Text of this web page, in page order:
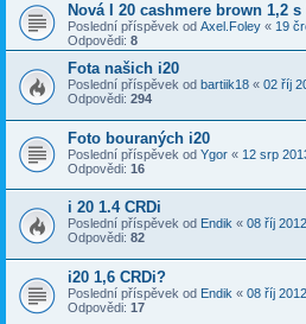
Nová I 20 cashmere brown 1,2 s
Poslední příspěvek od Axel.Foley « 19
Odpovědi: 8
Fota našich i20
Poslední příspěvek od bartiik18 « 02 říj
Odpovědi: 294
Foto bouraných i20
Poslední příspěvek od Ygor « 12 srp
Odpovědi: 16
i 20 1.4 CRDi
Poslední příspěvek od Endik « 08 říj
Odpovědi: 82
i20 1,6 CRDi?
Poslední příspěvek od Endik « 08 říj
Odpovědi: 17